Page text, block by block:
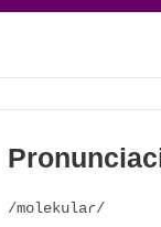
/molekulaɾ/